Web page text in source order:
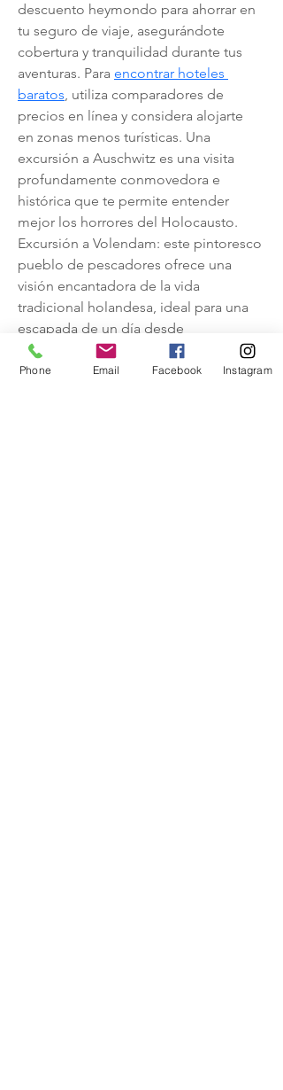
descuento heymondo para ahorrar en
tu seguro de viaje, asegurándote
cobertura y tranquilidad durante tus
aventuras. Para encontrar hoteles
baratos, utiliza comparadores de
precios en línea y considera alojarte
en zonas menos turísticas. Una
excursión a Auschwitz es una visita
profundamente conmovedora e
histórica que te permite entender
mejor los horrores del Holocausto.
Excursión a Volendam: este pintoresco
pueblo de pescadores ofrece una
visión encantadora de la vida
tradicional holandesa, ideal para una
escapada de un día desde
Ámsterdam.
Phone Email Facebook Instagram